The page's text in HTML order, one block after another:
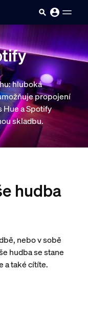
hluboká
propojení
Hue a Spotify
skladbu.
hudba
nebo v sobě
hudba se stane
a také cítíte.